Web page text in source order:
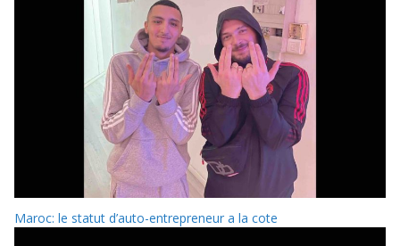
Maroc: le statut d’auto-entrepreneur a la cote